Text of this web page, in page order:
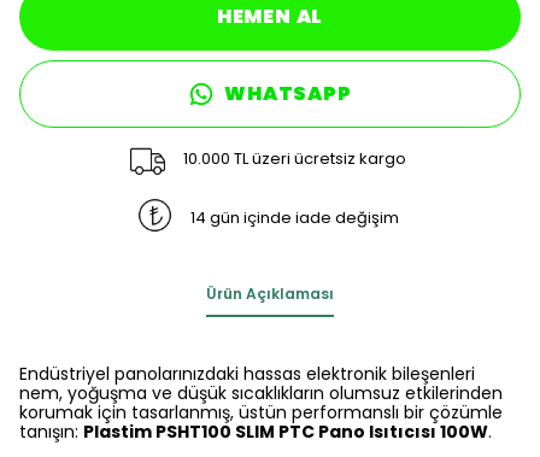
HEMEN AL
WHATSAPP
10.000 TL üzeri ücretsiz kargo
14 gün içinde iade değişim
Ürün Açıklaması
Endüstriyel panolarınızdaki hassas elektronik bileşenleri
nem, yoğuşma ve düşük sıcaklıkların olumsuz etkilerinden
korumak için tasarlanmış, üstün performanslı bir çözümle
tanışın: Plastim PSHT100 SLIM PTC Pano Isıtıcısı 100W.